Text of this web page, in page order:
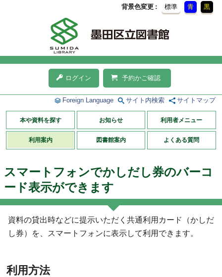
背景色変更 標準 青 黒
ログイン 予約かご確認
Foreign Language サイト内検索 サイトマップ
本や資料を探す お知らせ 利用者メニュー
利用案内 図書館案内 よくある質問
スマートフォンでかしだし券のバーコ
ード表示ができます
資料の貸出時などに提示いただく共通利用カード（かしだ
し券）を、スマートフォンに表示して利用できます。
利用方法